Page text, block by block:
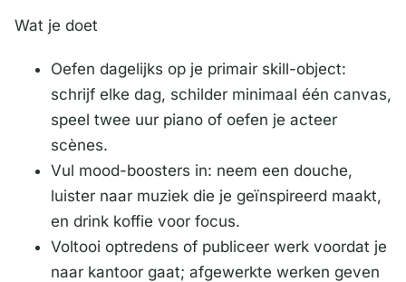
Wat je doet
Oefen dagelijks op je primair skill-object:
schrijf elke dag, schilder minimaal één canvas,
speel twee uur piano of oefen je acteer
scènes.
Vul mood-boosters in: neem een douche,
luister naar muziek die je geïnspireerd maakt,
en drink koffie voor focus.
Voltooi optredens of publiceer werk voordat je
naar kantoor gaat; afgewerkte werken geven